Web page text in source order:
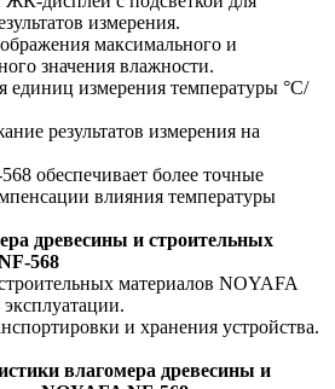
измерения.
максимального и
значения влажности.
единиц измерения температуры °C/
результатов измерения на
обеспечивает более точные
влияния температуры
древесины и строительных
568
материалов NOYAFA
и хранения устройства.
влагомера древесины и